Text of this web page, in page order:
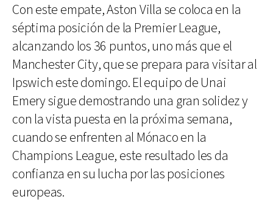
Con este empate, Aston Villa se coloca en la
séptima posición de la Premier League,
alcanzando los 36 puntos, uno más que el
Manchester City, que se prepara para visitar al
Ipswich este domingo. El equipo de Unai
Emery sigue demostrando una gran solidez y
con la vista puesta en la próxima semana,
cuando se enfrenten al Mónaco en la
Champions League, este resultado les da
confianza en su lucha por las posiciones
europeas.